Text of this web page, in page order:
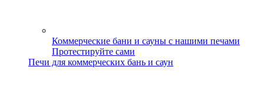
Коммерческие бани и сауны с нашими печами
Протестируйте сами
Печи для коммерческих бань и саун